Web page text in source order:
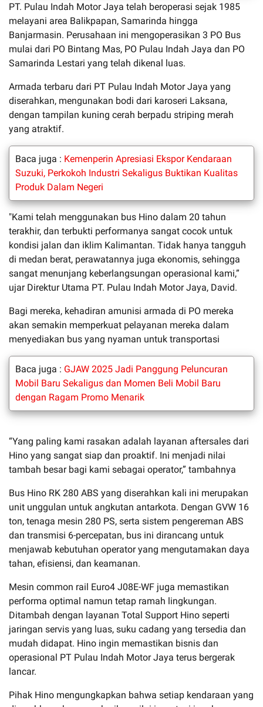
PT. Pulau Indah Motor Jaya telah beroperasi sejak 1985
melayani area Balikpapan, Samarinda hingga
Banjarmasin. Perusahaan ini mengoperasikan 3 PO Bus
mulai dari PO Bintang Mas, PO Pulau Indah Jaya dan PO
Samarinda Lestari yang telah dikenal luas.
Armada terbaru dari PT Pulau Indah Motor Jaya yang
diserahkan, mengunakan bodi dari karoseri Laksana,
dengan tampilan kuning cerah berpadu striping merah
yang atraktif.
Baca juga : Kemenperin Apresiasi Ekspor Kendaraan
Suzuki, Perkokoh Industri Sekaligus Buktikan Kualitas
Produk Dalam Negeri
"Kami telah menggunakan bus Hino dalam 20 tahun
terakhir, dan terbukti performanya sangat cocok untuk
kondisi jalan dan iklim Kalimantan. Tidak hanya tangguh
di medan berat, perawatannya juga ekonomis, sehingga
sangat menunjang keberlangsungan operasional kami,”
ujar Direktur Utama PT. Pulau Indah Motor Jaya, David.
Bagi mereka, kehadiran amunisi armada di PO mereka
akan semakin memperkuat pelayanan mereka dalam
menyediakan bus yang nyaman untuk transportasi
Baca juga : GJAW 2025 Jadi Panggung Peluncuran
Mobil Baru Sekaligus dan Momen Beli Mobil Baru
dengan Ragam Promo Menarik
“Yang paling kami rasakan adalah layanan aftersales dari
Hino yang sangat siap dan proaktif. Ini menjadi nilai
tambah besar bagi kami sebagai operator,” tambahnya
Bus Hino RK 280 ABS yang diserahkan kali ini merupakan
unit unggulan untuk angkutan antarkota. Dengan GVW 16
ton, tenaga mesin 280 PS, serta sistem pengereman ABS
dan transmisi 6-percepatan, bus ini dirancang untuk
menjawab kebutuhan operator yang mengutamakan daya
tahan, efisiensi, dan keamanan.
Mesin common rail Euro4 J08E-WF juga memastikan
performa optimal namun tetap ramah lingkungan.
Ditambah dengan layanan Total Support Hino seperti
jaringan servis yang luas, suku cadang yang tersedia dan
mudah didapat. Hino ingin memastikan bisnis dan
operasional PT Pulau Indah Motor Jaya terus bergerak
lancar.
Pihak Hino mengungkapkan bahwa setiap kendaraan yang